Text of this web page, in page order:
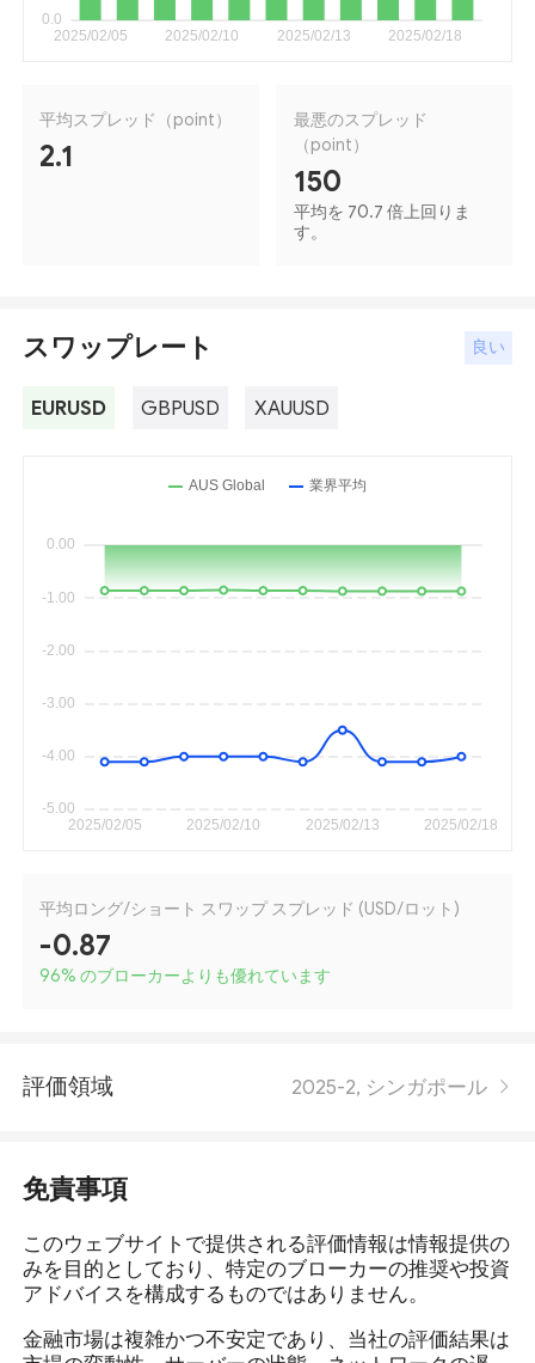
平均スプレッド（point）
2.1
最悪のスプレッド
（point）
150
平均を 70.7 倍上回りま
す。
スワップレート 良い
EURUSD GBPUSD XAUUSD
平均ロング/ショート スワップ スプレッド (USD/ロット)
-0.87
96% のブローカーよりも優れています
評価領域 2025-2, シンガポール
免責事項
このウェブサイトで提供される評価情報は情報提供の
みを目的としており、特定のブローカーの推奨や投資
アドバイスを構成するものではありません。
金融市場は複雑かつ不安定であり、当社の評価結果は